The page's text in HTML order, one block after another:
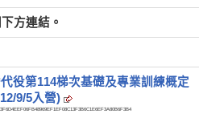
方連結。
役第114梯次基礎及專業訓練概定
9/5入營)